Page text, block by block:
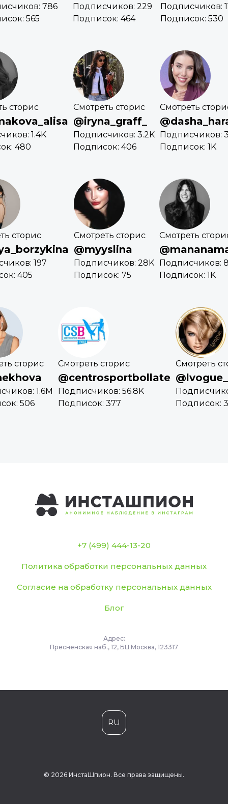
786
565
Подписчиков: 229
Подписок: 464
Подписчиков:
Подписок: 530
сторис
1.4K
480
Смотреть сторис
@iryna_graff_
Подписчиков: 3.2K
Подписок: 406
Смотреть
Подписчиков:
Подписок: 1K
сторис
197
405
Смотреть сторис
@myyslina
Подписчиков: 28K
Подписок: 75
Смотреть
Подписчиков:
Подписок: 1K
сторис
1.6M
506
Смотреть сторис
@centrosportbollate
Подписчиков: 56.8K
Подписок: 377
Смотреть
Подписок:
+7 (499) 444-13-20
Политика обработки персональных данных
Согласие на обработку персональных данных
Блог
Адрес:
Пресненская наб., 12, БЦ Москва, 123317
RU
© 2026 ИнстаШпион. Все права защищены.